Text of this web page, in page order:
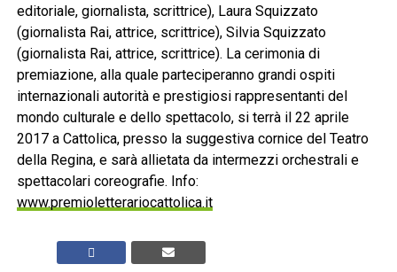
editoriale, giornalista, scrittrice), Laura Squizzato
(giornalista Rai, attrice, scrittrice), Silvia Squizzato
(giornalista Rai, attrice, scrittrice). La cerimonia di
premiazione, alla quale parteciperanno grandi ospiti
internazionali autorità e prestigiosi rappresentanti del
mondo culturale e dello spettacolo, si terrà il 22 aprile
2017 a Cattolica, presso la suggestiva cornice del Teatro
della Regina, e sarà allietata da intermezzi orchestrali e
spettacolari coreografie. Info:
www.premioletterariocattolica.it